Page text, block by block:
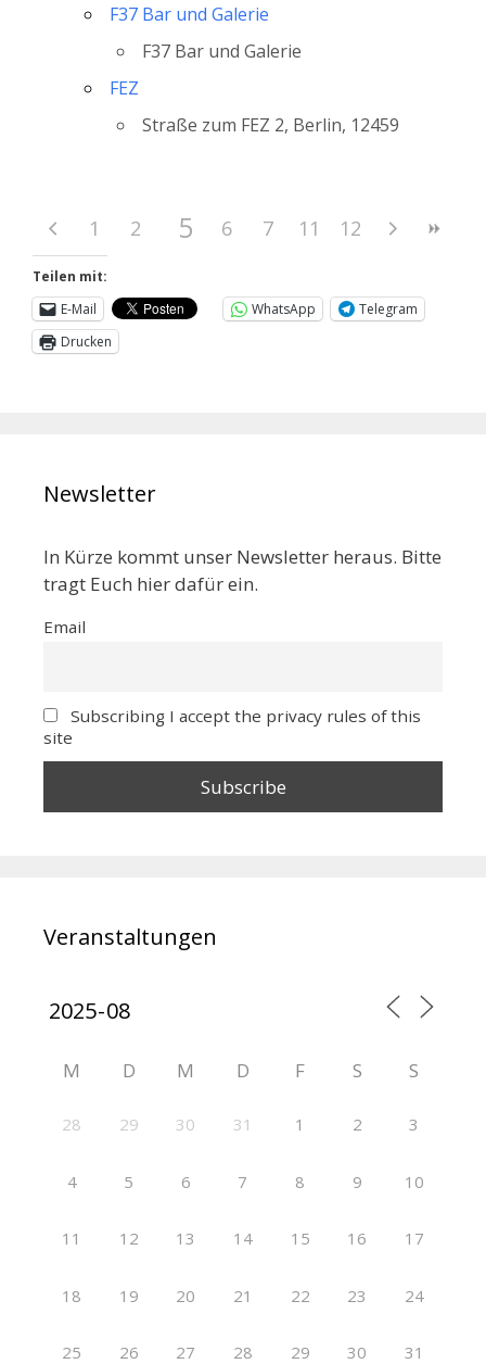
F37 Bar und Galerie
F37 Bar und Galerie
FEZ
Straße zum FEZ 2, Berlin, 12459
1 2 3 4
5 6 7 8 9 10
11 12
Teilen mit:
E-Mail
WhatsApp
Telegram
Drucken
Newsletter
In Kürze kommt unser Newsletter heraus. Bitte
tragt Euch hier dafür ein.
Email
Subscribing I accept the privacy rules of this
site
Veranstaltungen
M D M D F S S
28 29 30 31 1 2 3
4 5 6 7 8 9 10
11 12 13 14 15 16 17
18 19 20 21 22 23 24
25 26 27 28 29 30 31